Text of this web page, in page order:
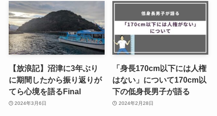
【放浪記】沼津に3年ぶり
に期間したから振り返りが
てら心境を語るFinal
2024年3月6日
「身長170cm以下には人権
はない」について170cm以
下の低身長男子が語る
2024年2月28日